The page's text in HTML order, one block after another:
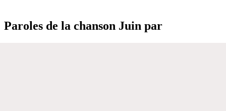
Paroles de la chanson Juin par